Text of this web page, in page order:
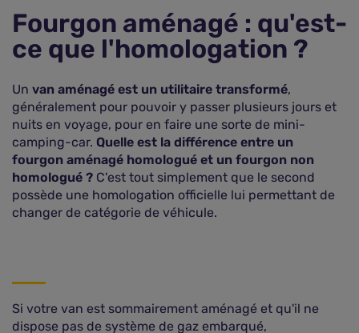
Fourgon aménagé : qu'est-
ce que l'homologation ?
Un van aménagé est un utilitaire transformé,
généralement pour pouvoir y passer plusieurs jours et
nuits en voyage, pour en faire une sorte de mini-
camping-car. Quelle est la différence entre un
fourgon aménagé homologué et un fourgon non
homologué ? C'est tout simplement que le second
possède une homologation officielle lui permettant de
changer de catégorie de véhicule.
Si votre van est sommairement aménagé et qu'il ne
dispose pas de système de gaz embarqué,